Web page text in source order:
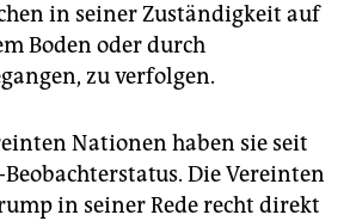
in seiner Zuständigkeit auf
Boden oder durch
zu verfolgen.
Nationen haben sie seit
Die Vereinten
in seiner Rede recht direkt